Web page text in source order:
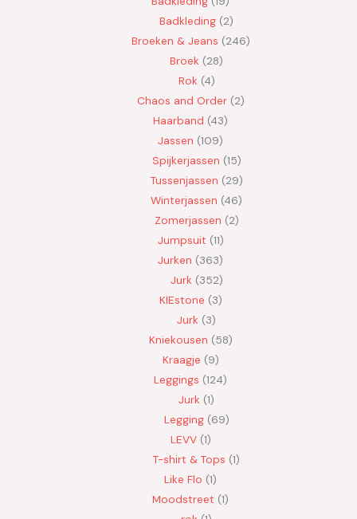
Badkleding 2
Broeken & Jeans 246
Broek 28
Rok 4
Chaos and Order 2
Haarband 43
Jassen 109
Spijkerjassen 15
Tussenjassen 29
Winterjassen 46
Zomerjassen 2
Jumpsuit 11
Jurken 363
Jurk 352
KIEstone 3
Jurk 3
Kniekousen 58
Kraagje 9
Leggings 124
Jurk 1
Legging 69
LEVV 1
T-shirt & Tops 1
Like Flo 1
Moodstreet 1